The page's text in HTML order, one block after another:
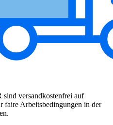
versandkostenfrei auf
faire Arbeitsbedingungen in der